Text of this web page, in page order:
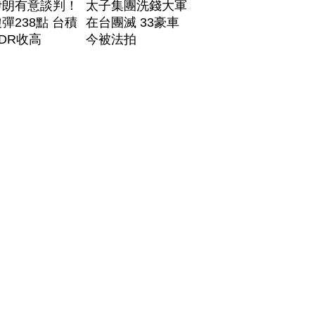
有意談判！
238點 台積
收高
太子集團洗錢大軍
在台團滅 33豪車
今被法拍